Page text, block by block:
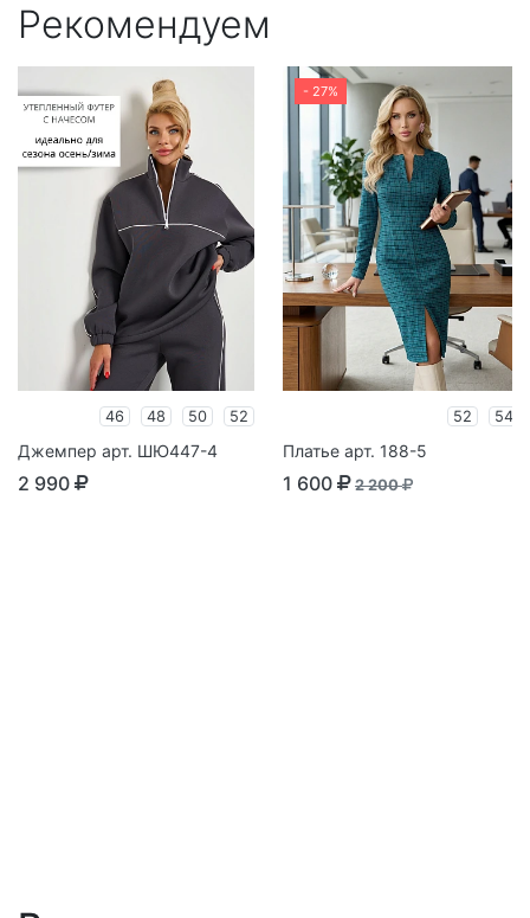
Рекомендуем
46 48 50 52
Джемпер арт. ШЮ447-4
2 990
- 27%
52 54
Платье арт. 188-5
1 600 2 200